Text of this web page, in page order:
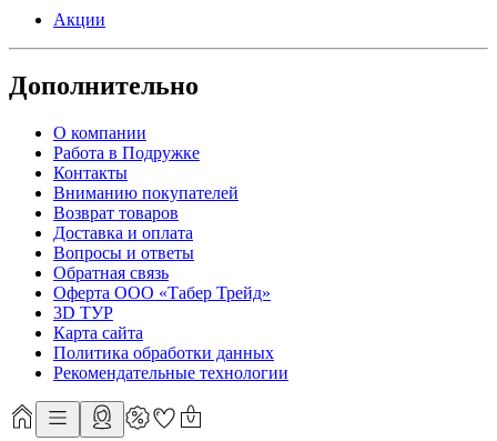
Акции
Дополнительно
О компании
Работа в Подружке
Контакты
Вниманию покупателей
Возврат товаров
Доставка и оплата
Вопросы и ответы
Обратная связь
Оферта ООО «Табер Трейд»
3D ТУР
Карта сайта
Политика обработки данных
Рекомендательные технологии